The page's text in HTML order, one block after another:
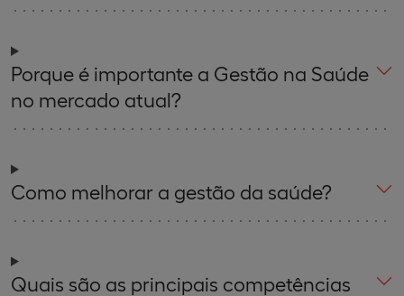
Porque é importante a Gestão na Saúde
no mercado atual?
Como melhorar a gestão da saúde?
Quais são as principais competências